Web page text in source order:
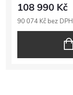
108 990 Kč
90 074 Kč bez DPH